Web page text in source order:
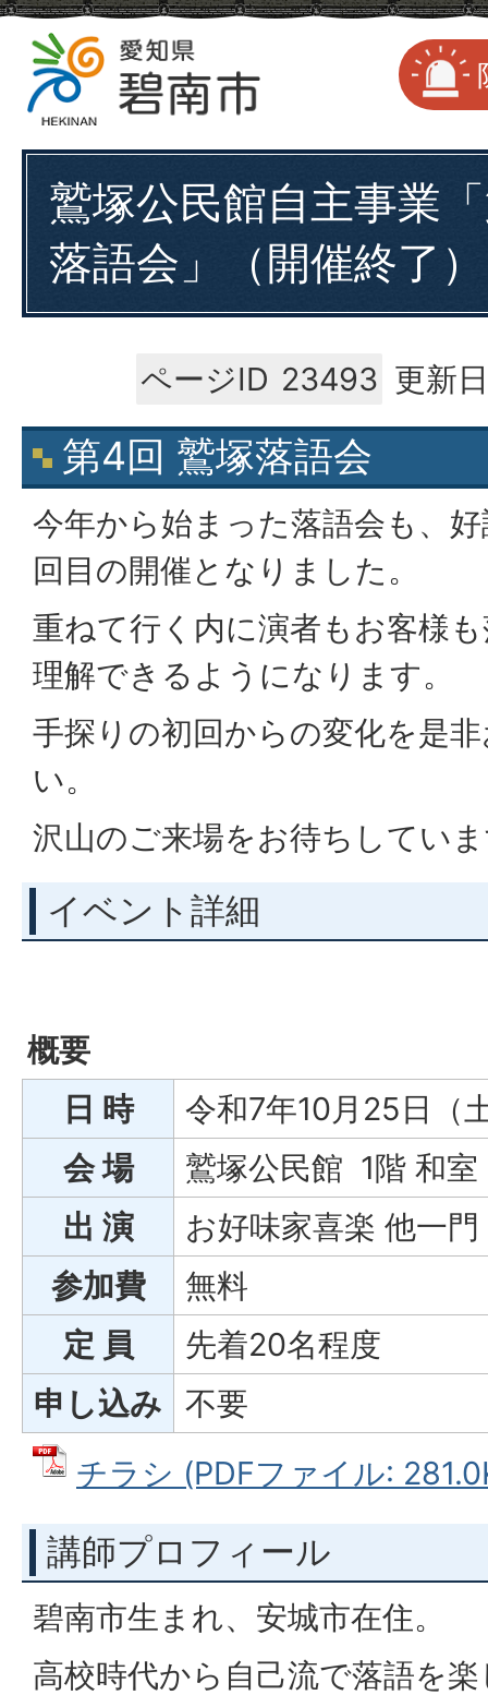
鷲塚公民館自主事業
落語会」（開催終了）
ページID 23493 更新
第4回 鷲塚落語会
今年から始まった落語会も、
回目の開催となりました。
重ねて行く内に演者もお客様
理解できるようになります。
手探りの初回からの変化を是
い。
沢山のご来場をお待ちしてい
イベント詳細
概要
日 時
令和7年10月25日（
会 場
鷲塚公民館 1階 和室
出 演
お好味家喜楽 他一門
参加費
無料
定 員
先着20名程度
申し込み
不要
チラシ (PDFファイル:
講師プロフィール
碧南市生まれ、安城市在住。
高校時代から自己流で落語を